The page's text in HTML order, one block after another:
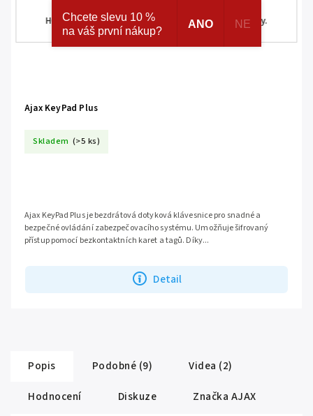
HOMEMATIC IP. Navíc registrací získáváte různé slevy.
Ajax KeyPad Plus
Skladem (>5 ks)
Detail
Ajax KeyPad Plus je bezdrátová dotyková klávesnice pro snadné a
bezpečné ovládání zabezpečovacího systému. Umožňuje šifrovaný
přístup pomocí bezkontaktních karet a tagů. Díky...
Popis Podobné (9)
Videa (2)
Hodnocení
Diskuze Značka AJAX
Chcete slevu 10 %
na váš první nákup?
ANO NE